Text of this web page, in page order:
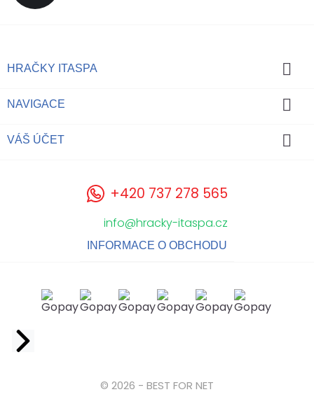
HRAČKY ITASPA 
NAVIGACE 
VÁŠ ÚČET 
+420 737 278 565
info@hracky-itaspa.cz
INFORMACE O OBCHODU
© 2026 - BEST FOR NET